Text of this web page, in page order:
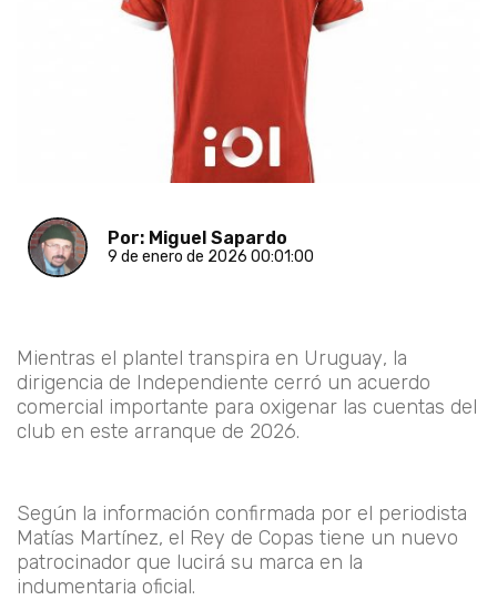
Por: Miguel Sapardo
9 de enero de 2026 00:01:00
Mientras el plantel transpira en Uruguay, la
dirigencia de Independiente cerró un acuerdo
comercial importante para oxigenar las cuentas del
club en este arranque de 2026.
Según la información confirmada por el periodista
Matías Martínez, el Rey de Copas tiene un nuevo
patrocinador que lucirá su marca en la
indumentaria oficial.